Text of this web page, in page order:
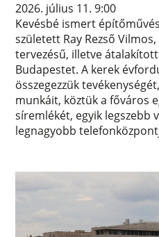
2026. július 11. 9:00
Kevésbé ismert
született Ray Rezső
tervezésű, illetve
Budapestet. A kerek
összegezzük
munkáit, köztük a főváros
síremlékét, egyik legszebb
legnagyobb